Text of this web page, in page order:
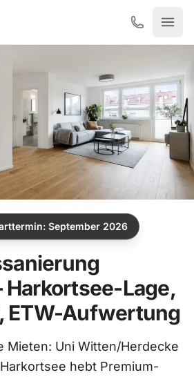
September 2026
Harkortsee-Lage,
ETW-Aufwertung
Mieten: Uni Witten/Herdecke
hebt Premium-